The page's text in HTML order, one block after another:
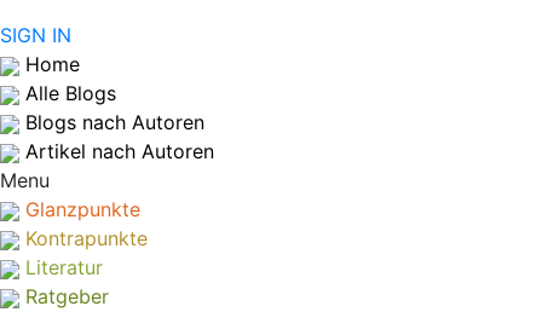
SIGN IN
Home
Alle Blogs
Blogs nach Autoren
Artikel nach Autoren
Menu
Glanzpunkte
Kontrapunkte
Literatur
Ratgeber